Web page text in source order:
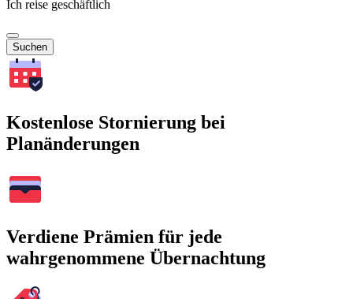
Ich reise geschäftlich
Suchen
Kostenlose Stornierung bei
Planänderungen
Verdiene Prämien für jede
wahrgenommene Übernachtung